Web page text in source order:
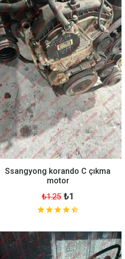
Ssangyong korando C çıkma
motor
₺1.25 ₺1